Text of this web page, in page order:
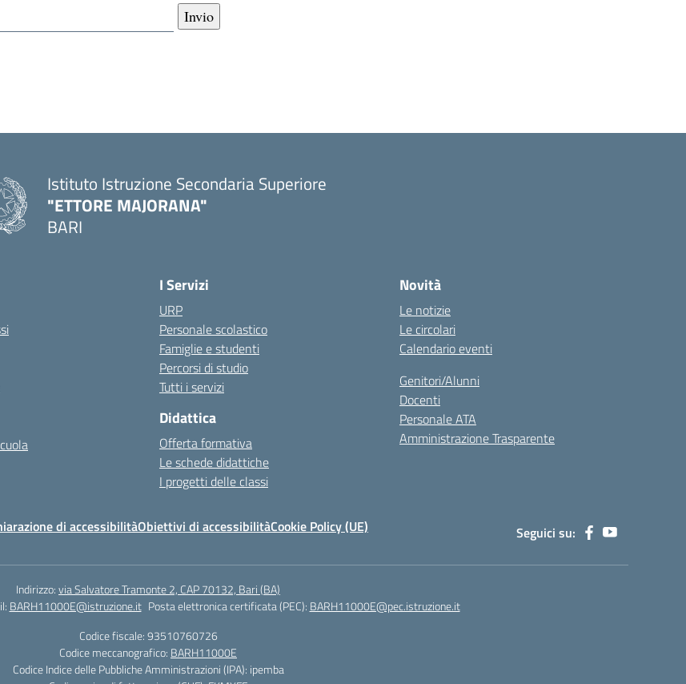
Istituto Istruzione Secondaria Superiore
"ETTORE MAJORANA"
BARI
I Servizi
URP
Personale scolastico
Famiglie e studenti
Percorsi di studio
Tutti i servizi
Didattica
Offerta formativa
Le schede didattiche
I progetti delle classi
Novità
Le notizie
Le circolari
Calendario eventi
Genitori/Alunni
Docenti
Personale ATA
Amministrazione Trasparente
di accessibilitàObiettivi di accessibilitàCookie Policy (UE) Seguici su:
Indirizzo:via Salvatore Tramonte 2, CAP 70132, Bari (BA)
BARH11000E@istruzione.it Posta elettronica certificata (PEC): BARH11000E@pec.istruzione.it
Codice fiscale: 93510760726
Codice meccanografico: BARH11000E
Codice Indice delle Pubbliche Amministrazioni (IPA): ipemba